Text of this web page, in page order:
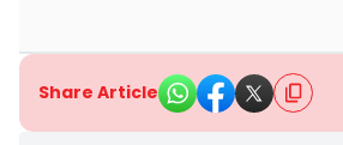
Share Article